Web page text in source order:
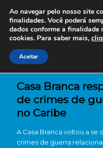
Casa Branca
de crimes de
no Caribe
A Casa Branca voltou a
crimes de guerra
Ao navegar pelo nosso site
finalidades. Você poderá
dados conforme a finalidade
cookies. Para saber mais,
Aceitar